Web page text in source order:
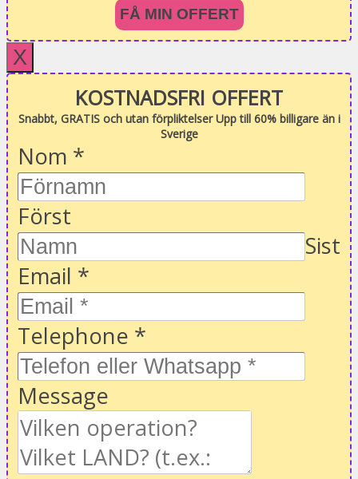
FÅ MIN OFFERT
X
KOSTNADSFRI OFFERT
Snabbt, GRATIS och utan förpliktelser Upp till 60% billigare än i
Sverige
Nom *
Först
Sist
Email *
Telephone *
Message